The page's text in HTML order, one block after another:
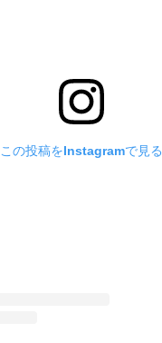
この投稿をInstagramで見る